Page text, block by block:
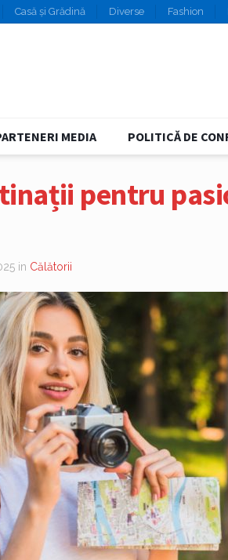
Casă și Grădină Diverse Fashion
MEDIA POLITICĂ DE
pentru
in Călătorii